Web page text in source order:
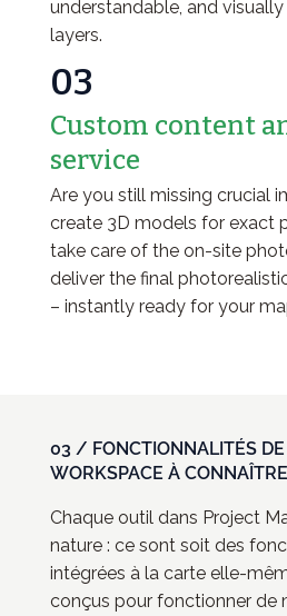
understandable, and
layers.
03
Custom content
service
Are you still missing crucial
create 3D models for exact
take care of the on-site
deliver the final
– instantly ready for your
03 / FONCTIONNALITÉS
WORKSPACE À CONNAÎTRE
Chaque outil dans Project
nature : ce sont soit des
intégrées à la carte elle-
conçus pour fonctionner de